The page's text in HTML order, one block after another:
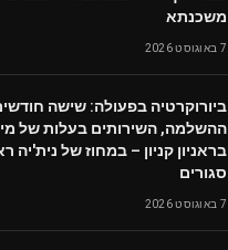
משכנתא
7 באוגוסט 2026
ביורוקרטיה בפעולה: שישה
ההשלמה, השירותים בעלות של
בראניון קניון – במחוז של נית'יה
סגורים
7 באוגוסט 2026